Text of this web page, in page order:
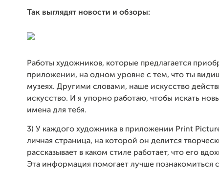
Так выглядят новости и обзоры:
Работы художников, которые предлагается
приложении, на одном уровне с тем, что ты
музеях. Другими словами, наше искусство
искусство. И я упорно работаю, чтобы искать
имена для тебя.
3) У каждого художника в приложении Print
личная страница, на которой он делится
рассказывает в каком стиле работает, что его
Эта информация помогает лучше познакомиться